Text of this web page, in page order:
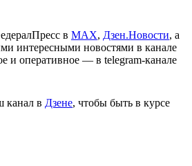
в МАХ, Дзен.Новости, а
интересными новостями в канале
и оперативное — в telegram-канале
канал в Дзене, чтобы быть в курсе